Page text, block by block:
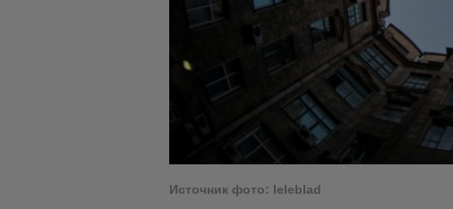
Источник фото: leleblad